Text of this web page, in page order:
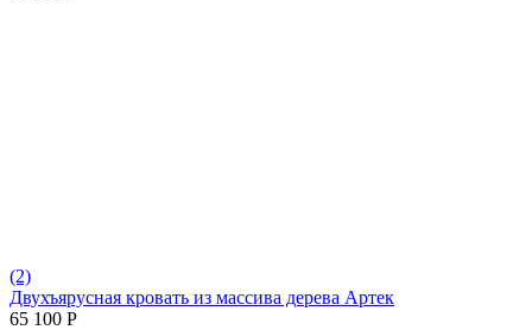
(2)
Двухъярусная кровать из массива дерева Артек
65 100 Р